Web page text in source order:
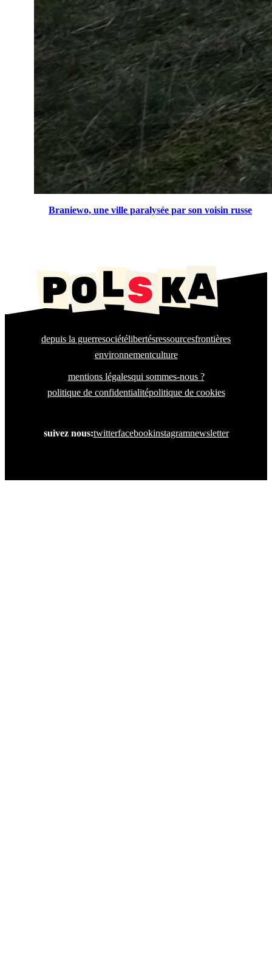
Braniewo, une ville paralysée par son voisin russe
depuis la guerresociétélibertésressourcesfrontières
environnementculture
mentions légalesqui sommes-nous ?
politique de confidentialitépolitique de cookies
suivez nous:twitterfacebookinstagramnewsletter